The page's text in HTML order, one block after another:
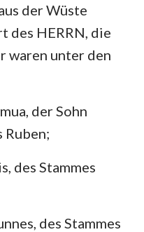
Hosea
Sacharja
der Wüste
des HERRN, die
waren unter den
der Sohn
Ruben;
des Stammes
des Stammes